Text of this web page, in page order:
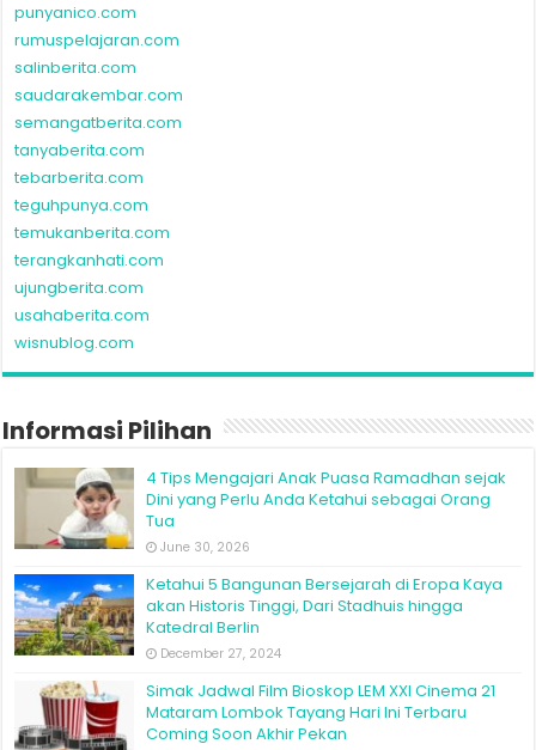
punyanico.com
rumuspelajaran.com
salinberita.com
saudarakembar.com
semangatberita.com
tanyaberita.com
tebarberita.com
teguhpunya.com
temukanberita.com
terangkanhati.com
ujungberita.com
usahaberita.com
wisnublog.com
Informasi Pilihan
4 Tips Mengajari Anak Puasa Ramadhan sejak
Dini yang Perlu Anda Ketahui sebagai Orang
Tua
June 30, 2026
Ketahui 5 Bangunan Bersejarah di Eropa Kaya
akan Historis Tinggi, Dari Stadhuis hingga
Katedral Berlin
December 27, 2024
Simak Jadwal Film Bioskop LEM XXI Cinema 21
Mataram Lombok Tayang Hari Ini Terbaru
Coming Soon Akhir Pekan